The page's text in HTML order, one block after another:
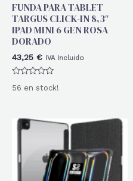
FUNDA PARA TABLET
TARGUS CLICK-IN 8,3″
IPAD MINI 6 GEN ROSA
DORADO
43,25 € IVA Incluido
con
56 en stock!